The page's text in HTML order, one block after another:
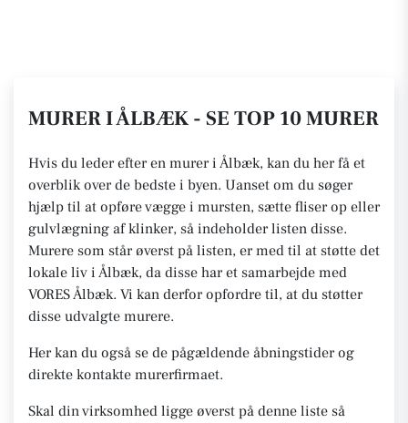
MURER I ÅLBÆK - SE TOP 10 MURER
Hvis du leder efter en murer i Ålbæk, kan du her få et
overblik over de bedste i byen. Uanset om du søger
hjælp til at opføre vægge i mursten, sætte fliser op eller
gulvlægning af klinker, så indeholder listen disse.
Murere som står øverst på listen, er med til at støtte det
lokale liv i Ålbæk, da disse har et samarbejde med
VORES Ålbæk. Vi kan derfor opfordre til, at du støtter
disse udvalgte murere.
Her kan du også se de pågældende åbningstider og
direkte kontakte murerfirmaet.
Skal din virksomhed ligge øverst på denne liste så